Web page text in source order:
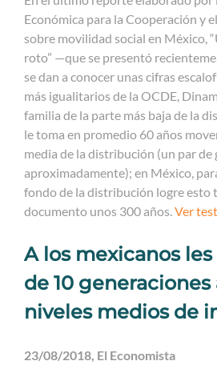
Económica para la Cooperación y
sobre movilidad social en México,
roto” —que se presentó
se dan a conocer unas cifras
más igualitarios de la OCDE,
familia de la parte más baja de la
le toma en promedio 60 años
media de la distribución (un par de
aproximadamente); en México,
fondo de la distribución logre esto
documento unos 300 años.Ver
A los mexicanos
de 10
niveles medios de
23/08/2018, El Economista